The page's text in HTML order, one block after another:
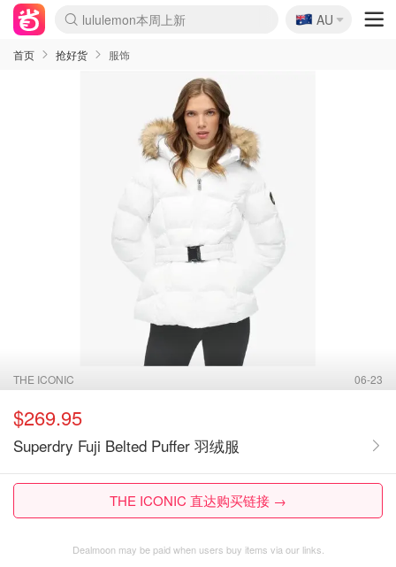
lululemon本周上新
Sasa美妆护肤3.5折
SSENSE年中3折
FreshBeauty好价汇总
Cettire降价+叠9折
Farfetch折上8折
WWS Coles超市实拍
viagogo二手票捡漏
Myer清仓1折起
The Outnet奢牌1折起
David Jones 3折起
Flannels大牌1折
Perfumes Club护肤1折
AMIRO返校季6.2折
Oweek抽奖送Airpods
Amazon折扣汇总
eToro入金$200送$50
Amazon数码好物
ICONIC本周7.5折
ThedoubleF高奢地板价
Moose Knuckles 6折
丝芙兰5折起
EUFY官网3.7折起
Selenichast首饰2折
Trip机票酒店促销
YSL送5件彩妆礼
Amazon家居好物
BIGBANG巡演开票
David Jones时尚3折
Amazon美妆护肤
雅漾大喷$8
过敏原检测盒$33
伊索独家赠50ml沐浴露
科颜氏送高保湿面霜
CW药房打折海报
SEALIFE海洋馆门票6折
丝塔芙大白罐$16
订阅Newsletter送香薰
Cult Beauty 6.8折
Harrods圣诞日历2.3折
LN-CC奢牌私促3折
d'Alba空姐喷雾$16
EVE LOM套装逆天2折
Bernardelli独家4折
Adore Beauty 6折起
CT圣诞日历
Mytheresa奢品2.7折
🇦🇺
AU
首页 抢好货 服饰
THE ICONIC 06-23
$269.95
Superdry Fuji Belted Puffer 羽绒服
THE ICONIC 直达购买链接 →
Dealmoon may be paid when users buy items via our links.